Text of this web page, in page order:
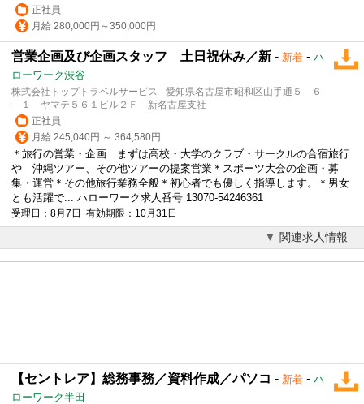
正社員
月給 280,000円～350,000円
営業企画及び企画スタッフ 土日祝休み／新 - 新着 - ハ
ローワーク渋谷
株式会社トップトラベルサービス - 愛知県名古屋市昭和区山手通５―６
―１ ヤマテ５６１ビル２Ｆ 新名古屋支社
正社員
月給 245,040円 ～ 364,580円
＊旅行の営業・企画 まずは高校・大学のクラブ・サークルの合宿旅行
や 沖縄ツアー、その他ツアーの提案営業＊スポーツ大会の企画・募
集・運営＊その他旅行業務全般＊初心者でも優しく指導します。＊男女
とも活躍で... ハローワーク求人番号 13070-54246361
受理日：8月7日 有効期限：10月31日
関連求人情報
【セントレア】総務事務／資料作成／パソコ - 新着 - ハ
ローワーク半田